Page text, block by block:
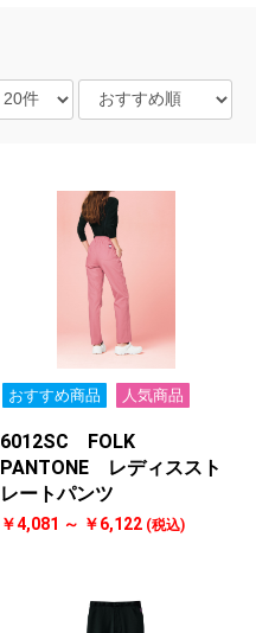
おすすめ商品 人気商品
6012SC FOLK
PANTONE レディススト
レートパンツ
￥4,081 ～ ￥6,122 (税込)